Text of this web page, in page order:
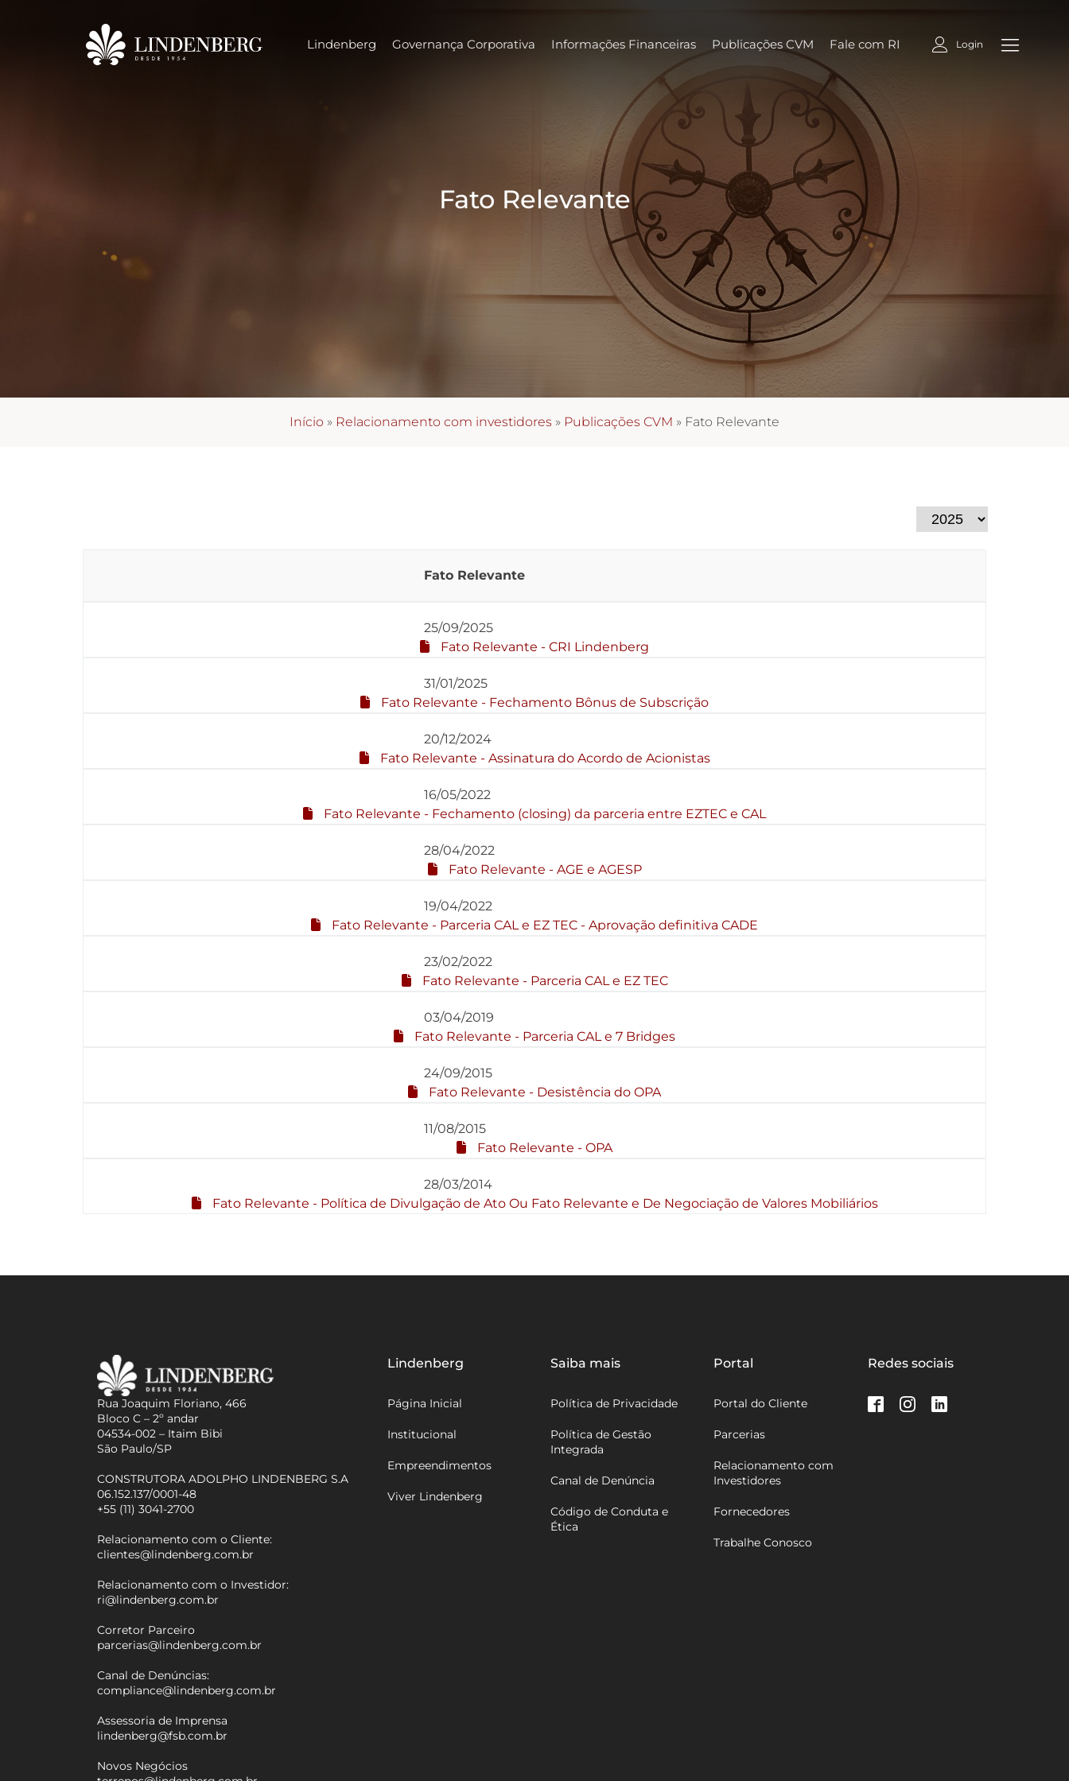
Lindenberg Governança Corporativa Informações Financeiras Publicações CVM Fale com RI Login
Fato Relevante
Início » Relacionamento com investidores » Publicações CVM » Fato Relevante
Fato Relevante
25/09/2025
Fato Relevante - CRI Lindenberg
31/01/2025
Fato Relevante - Fechamento Bônus de Subscrição
20/12/2024
Fato Relevante - Assinatura do Acordo de Acionistas
16/05/2022
Fato Relevante - Fechamento (closing) da parceria entre EZTEC e CAL
28/04/2022
Fato Relevante - AGE e AGESP
19/04/2022
Fato Relevante - Parceria CAL e EZ TEC - Aprovação definitiva CADE
23/02/2022
Fato Relevante - Parceria CAL e EZ TEC
03/04/2019
Fato Relevante - Parceria CAL e 7 Bridges
24/09/2015
Fato Relevante - Desistência do OPA
11/08/2015
Fato Relevante - OPA
28/03/2014
Fato Relevante - Política de Divulgação de Ato Ou Fato Relevante e De Negociação de Valores Mobiliários
Rua Joaquim Floriano, 466
Bloco C – 2º andar
04534-002 – Itaim Bibi
São Paulo/SP
CONSTRUTORA ADOLPHO LINDENBERG S.A
06.152.137/0001-48
+55 (11) 3041-2700
Relacionamento com o Cliente:
clientes@lindenberg.com.br
Relacionamento com o Investidor:
ri@lindenberg.com.br
Corretor Parceiro
parcerias@lindenberg.com.br
Canal de Denúncias:
compliance@lindenberg.com.br
Assessoria de Imprensa
lindenberg@fsb.com.br
Novos Negócios
Lindenberg
Página Inicial
Institucional
Empreendimentos
Viver Lindenberg
Saiba mais
Política de Privacidade
Política de Gestão
Integrada
Canal de Denúncia
Código de Conduta e
Ética
Portal
Portal do Cliente
Parcerias
Relacionamento com
Investidores
Fornecedores
Trabalhe Conosco
Redes sociais